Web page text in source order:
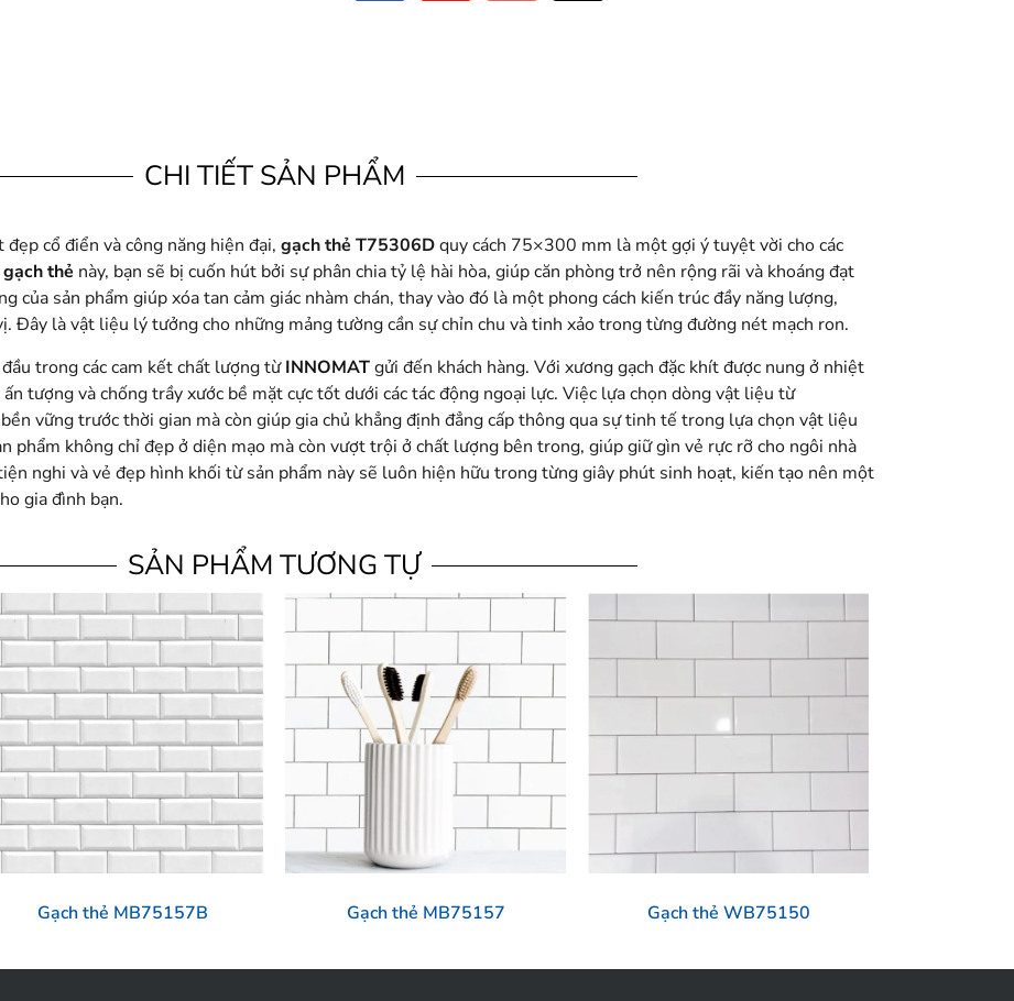
CHI TIẾT SẢN PHẨM
cổ điển và công năng hiện đại, gạch thẻ T75306Dquy cách 75×300 mm là một gợi ý tuyệt vời cho các
thẻ này, bạn sẽ bị cuốn hút bởi sự phân chia tỷ lệ hài hòa, giúp căn phòng trở nên rộng rãi và khoáng đạt
của sản phẩm giúp xóa tan cảm giác nhàm chán, thay vào đó là một phong cách kiến trúc đầy năng lượng,
Đây là vật liệu lý tưởng cho những mảng tường cần sự chỉn chu và tinh xảo trong từng đường nét mạch ron.
trong các cam kết chất lượng từINNOMATgửi đến khách hàng. Với xương gạch đặc khít được nung ở nhiệt
tượng và chống trầy xước bề mặt cực tốt dưới các tác động ngoại lực. Việc lựa chọn dòng vật liệu từ
vững trước thời gian mà còn giúp gia chủ khẳng định đẳng cấp thông qua sự tinh tế trong lựa chọn vật liệu
phẩm không chỉ đẹp ở diện mạo mà còn vượt trội ở chất lượng bên trong, giúp giữ gìn vẻ rực rỡ cho ngôi nhà
nghi và vẻ đẹp hình khối từ sản phẩm này sẽ luôn hiện hữu trong từng giây phút sinh hoạt, kiến tạo nên một
gia đình bạn.
SẢN PHẨM TƯƠNG TỰ
Gạch thẻ MB75157B Gạch thẻ MB75157 Gạch thẻ WB75150